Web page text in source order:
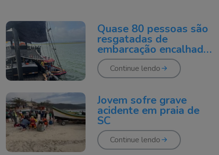
Quase 80 pessoas são
resgatadas de
embarcação encalhada
no mar em Laguna
Continue lendo
Jovem sofre grave
acidente em praia de
SC
Continue lendo